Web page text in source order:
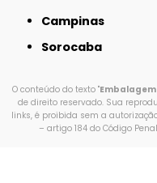
Campinas
Sorocaba
O conteúdo do texto "
de direito reservado. Sua
links, é proibida sem a
– artigo 184 do Código